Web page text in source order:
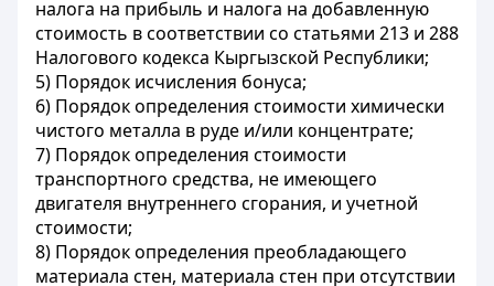
налога на прибыль и налога на добавленную
стоимость в соответствии со статьями 213 и 288
Налогового кодекса Кыргызской Республики;
5) Порядок исчисления бонуса;
6) Порядок определения стоимости химически
чистого металла в руде и/или концентрате;
7) Порядок определения стоимости
транспортного средства, не имеющего
двигателя внутреннего сгорания, и учетной
стоимости;
8) Порядок определения преобладающего
материала стен, материала стен при отсутствии